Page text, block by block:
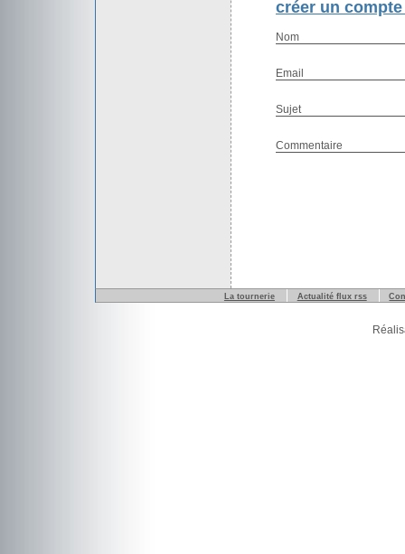
créer un
Nom
Email
Sujet
Commentaire
La tournerie Actualité flux rss